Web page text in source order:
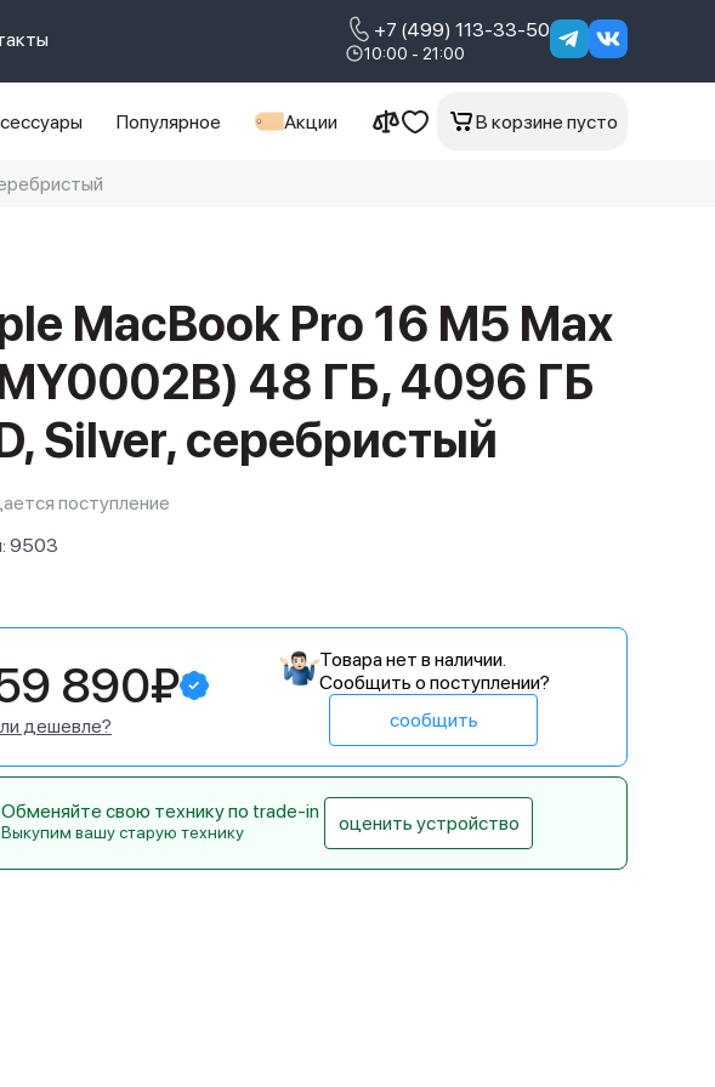
+7 (499) 113-33-50
10:00 - 21:00
Популярное Акции В корзине пусто
MacBook Pro 16 M5 Max
48 ГБ, 4096 ГБ
Silver, серебристый
поступление
9503
890₽
дешевле?
Товара нет в наличии.
Сообщить о поступлении?
сообщить
Обменяйте свою технику по trade-in
Выкупим вашу старую технику оценить устройство